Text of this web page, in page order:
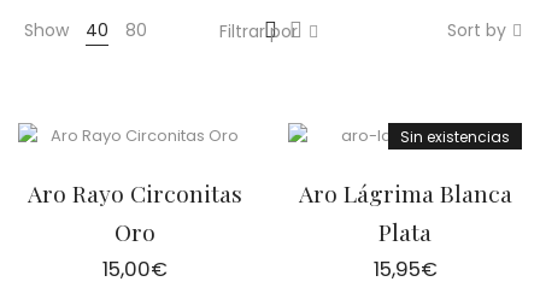
Show 40 80 Sort by
Filtrar por
Aro Rayo Circonitas
Oro
15,00€
Sin existencias
Aro Lágrima Blanca
Plata
15,95€